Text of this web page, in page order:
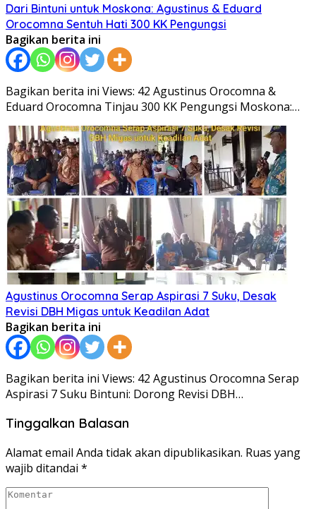
Dari Bintuni untuk Moskona: Agustinus & Eduard
Orocomna Sentuh Hati 300 KK Pengungsi
Bagikan berita ini
Bagikan berita ini Views: 42 Agustinus Orocomna &
Eduard Orocomna Tinjau 300 KK Pengungsi Moskona:…
Agustinus Orocomna Serap Aspirasi 7 Suku, Desak
Revisi DBH Migas untuk Keadilan Adat
Bagikan berita ini
Bagikan berita ini Views: 42 Agustinus Orocomna Serap
Aspirasi 7 Suku Bintuni: Dorong Revisi DBH…
Tinggalkan Balasan
Alamat email Anda tidak akan dipublikasikan. Ruas yang
wajib ditandai *